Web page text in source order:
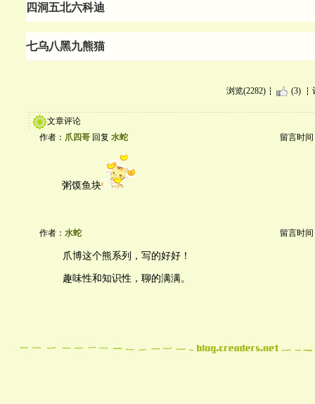
四洞五北六科迪
七乌八黑九熊猫
浏览(2282) (3)
文章评论
作者： 爪四哥 回复 水蛇 留言时间
粥馍鱼块
作者： 水蛇 留言时间
爪博这个熊系列，写的好好！
趣味性和知识性，聊的满满。